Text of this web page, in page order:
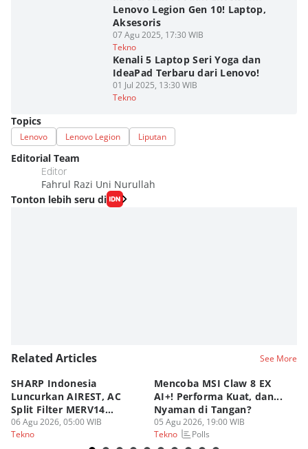
Lenovo Legion Gen 10! Laptop,
Aksesoris
07 Agu 2025, 17:30 WIB
Tekno
Kenali 5 Laptop Seri Yoga dan
IdeaPad Terbaru dari Lenovo!
01 Jul 2025, 13:30 WIB
Tekno
Topics
Lenovo Lenovo Legion Liputan
Editorial Team
Editor
Fahrul Razi Uni Nurullah
Tonton lebih seru di
Related Articles See More
SHARP Indonesia
Luncurkan AIREST, AC
Split Filter MERV14
Perdana!
06 Agu 2026, 05:00 WIB
Tekno
Mencoba MSI Claw 8 EX
AI+! Performa Kuat, dan...
Nyaman di Tangan?
05 Agu 2026, 19:00 WIB
Tekno
Polls